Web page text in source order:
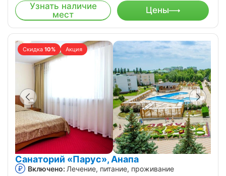
Узнать наличие
мест
Цены
Скидка 10% Акция
Санаторий «Парус», Анапа
Включено: Лечение, питание, проживание